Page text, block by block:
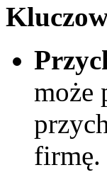
może
firmę.